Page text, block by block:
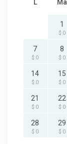
L Ma
1
$ 0
7
$ 0
8
$ 0
14
$ 0
15
$ 0
21
$ 0
22
$ 0
28
$ 0
29
$ 0